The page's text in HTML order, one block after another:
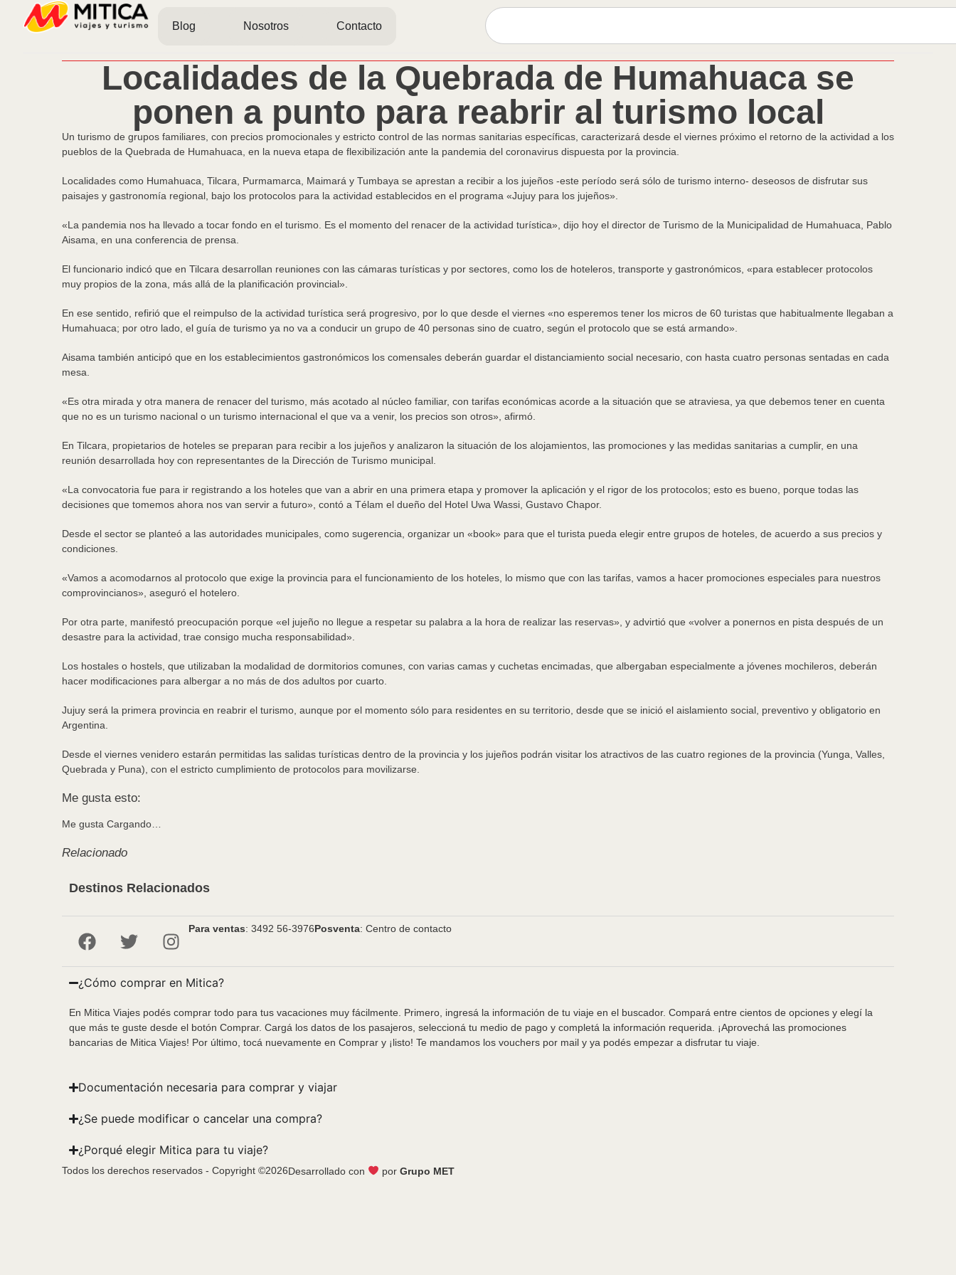
Blog Nosotros Contacto
Localidades de la Quebrada de Humahuaca se
ponen a punto para reabrir al turismo local
Un turismo de grupos familiares, con precios promocionales y estricto control de las normas sanitarias específicas, caracterizará desde el viernes próximo el retorno de la actividad a los
pueblos de la Quebrada de Humahuaca, en la nueva etapa de flexibilización ante la pandemia del coronavirus dispuesta por la provincia.
Localidades como Humahuaca, Tilcara, Purmamarca, Maimará y Tumbaya se aprestan a recibir a los jujeños -este período será sólo de turismo interno- deseosos de disfrutar sus
paisajes y gastronomía regional, bajo los protocolos para la actividad establecidos en el programa «Jujuy para los jujeños».
«La pandemia nos ha llevado a tocar fondo en el turismo. Es el momento del renacer de la actividad turística», dijo hoy el director de Turismo de la Municipalidad de Humahuaca, Pablo
Aisama, en una conferencia de prensa.
El funcionario indicó que en Tilcara desarrollan reuniones con las cámaras turísticas y por sectores, como los de hoteleros, transporte y gastronómicos, «para establecer protocolos
muy propios de la zona, más allá de la planificación provincial».
En ese sentido, refirió que el reimpulso de la actividad turística será progresivo, por lo que desde el viernes «no esperemos tener los micros de 60 turistas que habitualmente llegaban a
Humahuaca; por otro lado, el guía de turismo ya no va a conducir un grupo de 40 personas sino de cuatro, según el protocolo que se está armando».
Aisama también anticipó que en los establecimientos gastronómicos los comensales deberán guardar el distanciamiento social necesario, con hasta cuatro personas sentadas en cada
mesa.
«Es otra mirada y otra manera de renacer del turismo, más acotado al núcleo familiar, con tarifas económicas acorde a la situación que se atraviesa, ya que debemos tener en cuenta
que no es un turismo nacional o un turismo internacional el que va a venir, los precios son otros», afirmó.
En Tilcara, propietarios de hoteles se preparan para recibir a los jujeños y analizaron la situación de los alojamientos, las promociones y las medidas sanitarias a cumplir, en una
reunión desarrollada hoy con representantes de la Dirección de Turismo municipal.
«La convocatoria fue para ir registrando a los hoteles que van a abrir en una primera etapa y promover la aplicación y el rigor de los protocolos; esto es bueno, porque todas las
decisiones que tomemos ahora nos van servir a futuro», contó a Télam el dueño del Hotel Uwa Wassi, Gustavo Chapor.
Desde el sector se planteó a las autoridades municipales, como sugerencia, organizar un «book» para que el turista pueda elegir entre grupos de hoteles, de acuerdo a sus precios y
condiciones.
«Vamos a acomodarnos al protocolo que exige la provincia para el funcionamiento de los hoteles, lo mismo que con las tarifas, vamos a hacer promociones especiales para nuestros
comprovincianos», aseguró el hotelero.
Por otra parte, manifestó preocupación porque «el jujeño no llegue a respetar su palabra a la hora de realizar las reservas», y advirtió que «volver a ponernos en pista después de un
desastre para la actividad, trae consigo mucha responsabilidad».
Los hostales o hostels, que utilizaban la modalidad de dormitorios comunes, con varias camas y cuchetas encimadas, que albergaban especialmente a jóvenes mochileros, deberán
hacer modificaciones para albergar a no más de dos adultos por cuarto.
Jujuy será la primera provincia en reabrir el turismo, aunque por el momento sólo para residentes en su territorio, desde que se inició el aislamiento social, preventivo y obligatorio en
Argentina.
Desde el viernes venidero estarán permitidas las salidas turísticas dentro de la provincia y los jujeños podrán visitar los atractivos de las cuatro regiones de la provincia (Yunga, Valles,
Quebrada y Puna), con el estricto cumplimiento de protocolos para movilizarse.
Me gusta esto:
Me gusta Cargando…
Relacionado
Destinos Relacionados
Para ventas: 3492 56-3976Posventa: Centro de contacto
¿Cómo comprar en Mitica?
En Mitica Viajes podés comprar todo para tus vacaciones muy fácilmente. Primero, ingresá la información de tu viaje en el buscador. Compará entre cientos de opciones y elegí la
que más te guste desde el botón Comprar. Cargá los datos de los pasajeros, seleccioná tu medio de pago y completá la información requerida. ¡Aprovechá las promociones
bancarias de Mitica Viajes! Por último, tocá nuevamente en Comprar y ¡listo! Te mandamos los vouchers por mail y ya podés empezar a disfrutar tu viaje.
Documentación necesaria para comprar y viajar
¿Se puede modificar o cancelar una compra?
¿Porqué elegir Mitica para tu viaje?
Todos los derechos reservados - Copyright ©2026Desarrollado con por Grupo MET